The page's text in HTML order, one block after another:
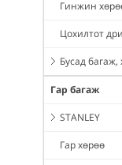
Гинжин
Цохилтот
Бусад багаж,
Гар багаж
STANLEY
Гар хөрөө